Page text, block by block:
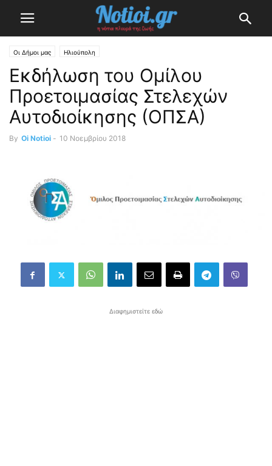
Οι Δήμοι μας Ηλιούπολη
Εκδήλωση του Ομίλου
Προετοιμασίας Στελεχών
Αυτοδιοίκησης (ΟΠΣΑ)
By Oi Notioi - 10 Νοεμβρίου 2018
Διαφημιστείτε εδώ